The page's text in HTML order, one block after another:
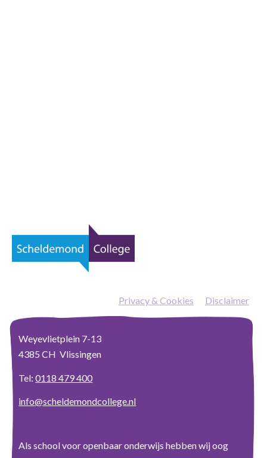
Privacy & Cookies Disclaimer
Weyevlietplein 7-13
4385 CH Vlissingen
Tel:0118 479 400
info@scheldemondcollege.nl
Als school voor openbaar onderwijs hebben wij oog